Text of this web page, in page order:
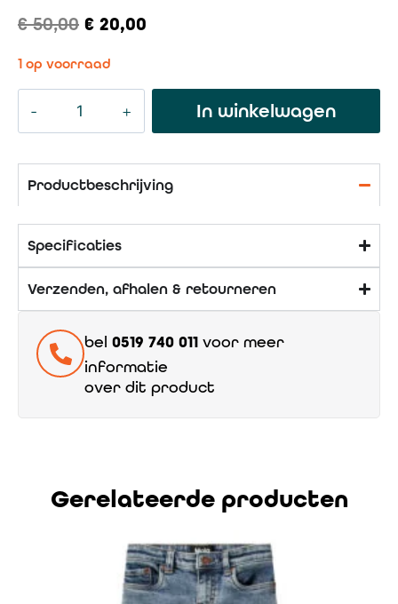
€50,00 € 20,00
1 op voorraad
In winkelwagen
Productbeschrijving
Specificaties
Verzenden, afhalen & retourneren
bel 0519 740 011 voor meer
informatie
over dit product
Gerelateerde producten